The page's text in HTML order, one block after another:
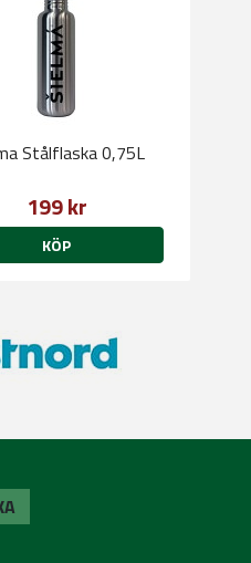
Stålflaska 0,75L
199 kr
KÖP